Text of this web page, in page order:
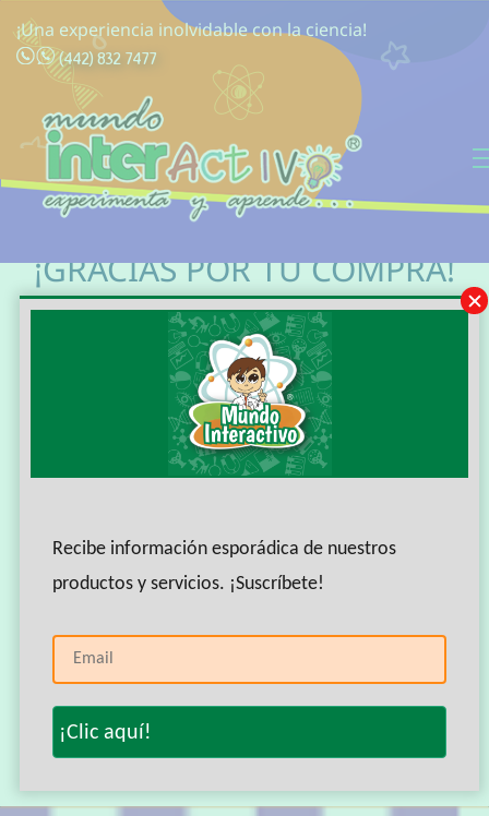
¡Una experiencia inolvidable con la ciencia!
(442) 832 7477
¡GRACIAS POR TU COMPRA!
Estamos preparando tus
productos, enviamos un
email con los detalles de su
Te invitamos a continuar explorando nuestro catálogo de
productos
Recibe información esporádica de nuestros
productos y servicios. ¡Suscríbete!